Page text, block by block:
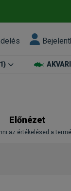
Előnézet
az értékelésed a